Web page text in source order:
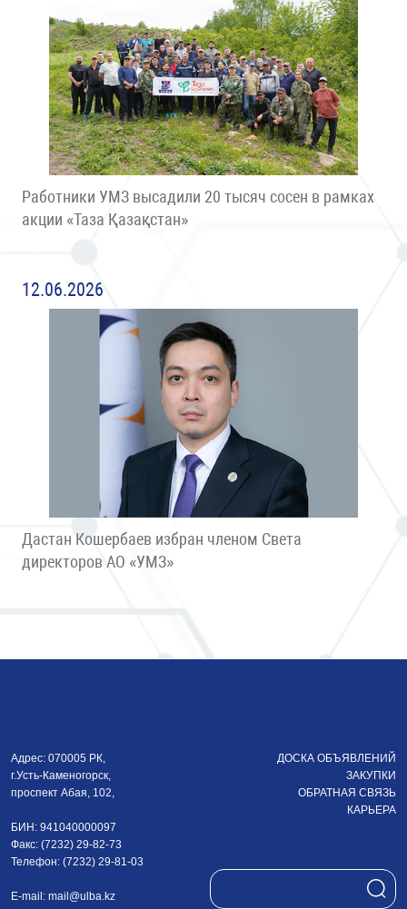
Работники УМЗ высадили 20 тысяч сосен в рамках
акции «Таза Қазақстан»
12.06.2026
Дастан Кошербаев избран членом Света
директоров АО «УМЗ»
Адрес: 070005 РК,
г.Усть-Каменогорск,
проспект Абая, 102,
БИН: 941040000097
Факс: (7232) 29-82-73
Телефон: (7232) 29-81-03
E-mail: mail@ulba.kz
ДОСКА ОБЪЯВЛЕНИЙ
ЗАКУПКИ
ОБРАТНАЯ СВЯЗЬ
КАРЬЕРА